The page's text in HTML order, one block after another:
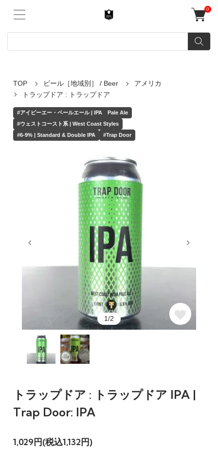
0
TOP ビール［地域別］ / Beer
アメリカ
トラップドア : トラップドア
#アイピーエー・ペールエール | IPA Pale Ale
#ウェストコースト系 | West Coast Styles
#6-9% | Standard & Double IPA
#Trap Door
1/2
トラップドア : トラップドア IPA |
Trap Door: IPA
1,029円(税込1,132円)